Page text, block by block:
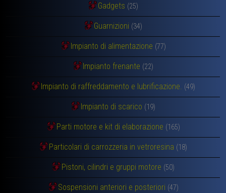
Gadgets (25)
Guarnizioni (34)
Impianto di alimentazione (77)
Impianto frenante (22)
Impianto di raffreddamento e lubrificazione. (49)
Impianto di scarico (19)
Parti motore e kit di elaborazione (165)
Particolari di carrozzeria in vetroresina (18)
Pistoni, cilindri e gruppi motore (50)
Sospensioni anteriori e posteriori (47)